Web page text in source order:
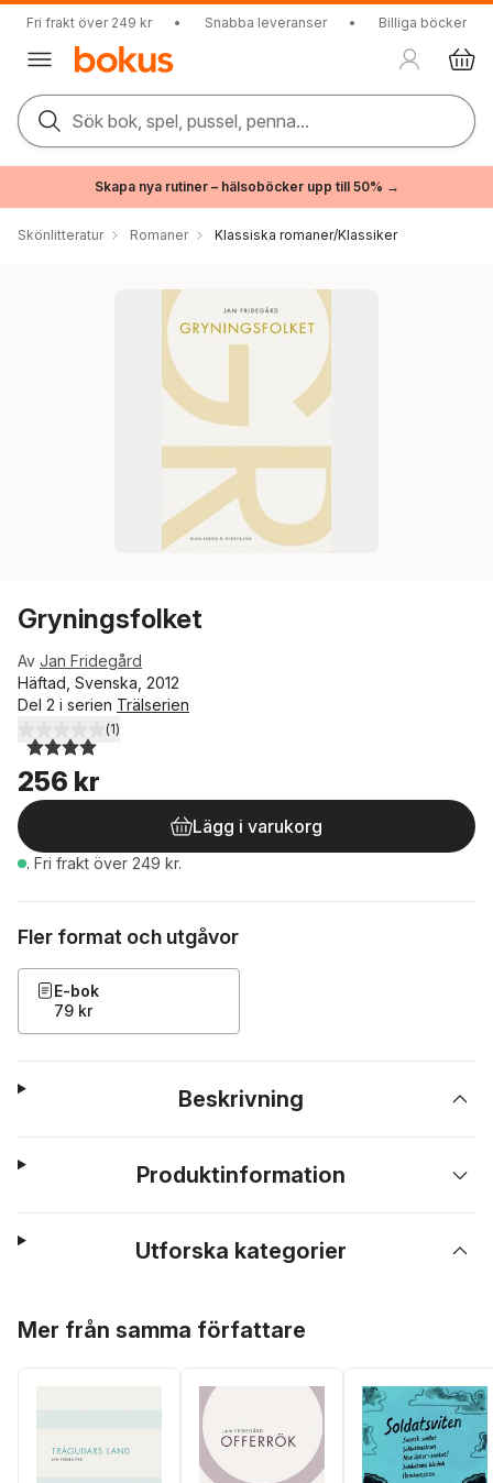
Fri frakt över 249 kr • Snabba leveranser • Billiga böcker
Sök bok, spel, pussel, penna...
Skapa nya rutiner – hälsoböcker upp till 50% →
Skönlitteratur Romaner Klassiska romaner/Klassiker
Gryningsfolket
Av Jan Fridegård
Häftad, Svenska, 2012
Del 2 i serien Trälserien
4,0utav 5 stjärnor. Totalt antal röster:
(1)
256 kr
Lägg i varukorg
. Fri frakt över 249 kr.
Fler format och utgåvor
E-bok
79 kr
Beskrivning
Produktinformation
Utforska kategorier
Mer från samma författare